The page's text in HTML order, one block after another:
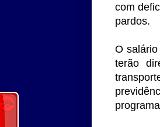
com
pardos.
O
terão